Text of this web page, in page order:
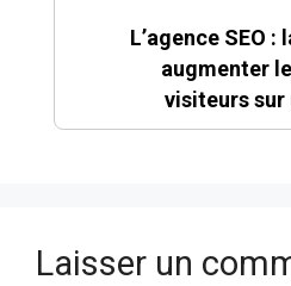
L’agence SEO
augmenter
visiteurs sur
Laisser un